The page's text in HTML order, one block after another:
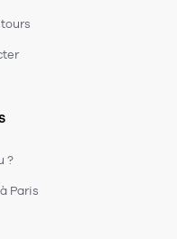
?
Paris